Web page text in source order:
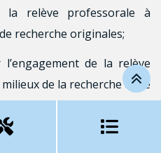
la relève professorale à
recherche originales;
de la relève
de la recherche et de
en aidant les
leur carrière à s’établir